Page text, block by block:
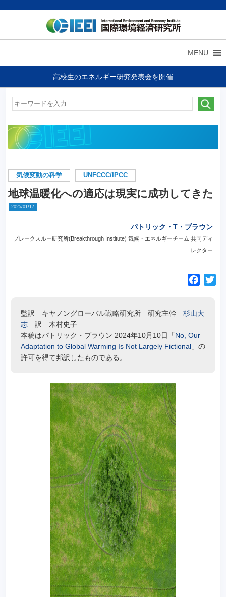
MENU
高校生のエネルギー研究発表会を開催
気候変動の科学 UNFCCC/IPCC
地球温暖化への適応は現実に成功してきた
2025/01/17
パトリック・T・ブラウン
ブレークスルー研究所(Breakthrough Institute) 気候・エネルギーチーム 共同ディ
レクター
e
o
監訳 キヤノングローバル戦略研究所 研究主幹 杉山大
志訳 木村史子
本稿はパトリック・ブラウン 2024年10月10日「No, Our
Adaptation to Global Warming Is Not Largely Fictional」の
許可を得て邦訳したものである。